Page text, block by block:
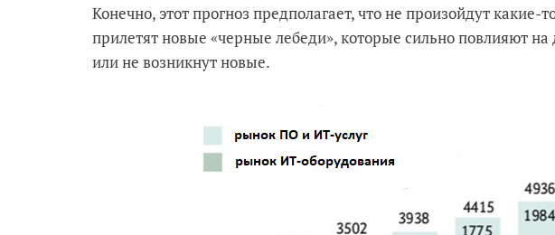
Конечно, этот прогноз предполагает, что не произойдут
прилетят новые «черные лебеди», которые сильно повлияют
или не возникнут новые.